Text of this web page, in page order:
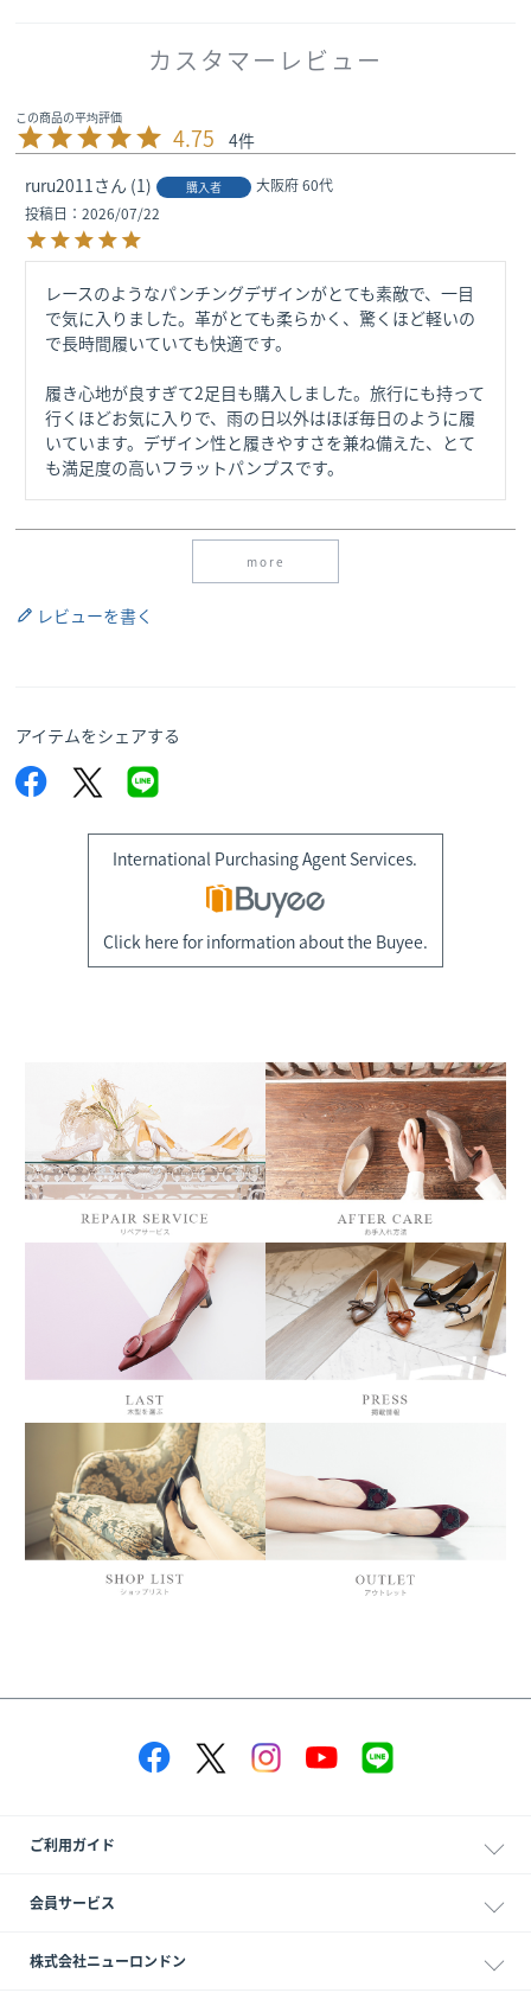
カスタマーレビュー
4.75
4
ruru2011
1 購入者 大阪府 60代
投稿日
2026/07/22
レースのようなパンチングデザインがとても素敵で、一目
で気に入りました。革がとても柔らかく、驚くほど軽いの
で長時間履いていても快適です。
履き心地が良すぎて2足目も購入しました。旅行にも持って
行くほどお気に入りで、雨の日以外はほぼ毎日のように履
いています。デザイン性と履きやすさを兼ね備えた、とて
も満足度の高いフラットパンプスです。
more
レビューを書く
アイテムをシェアする
International Purchasing Agent Services.
Click here for information about the Buyee.
ご利用ガイド
会員サービス
株式会社ニューロンドン